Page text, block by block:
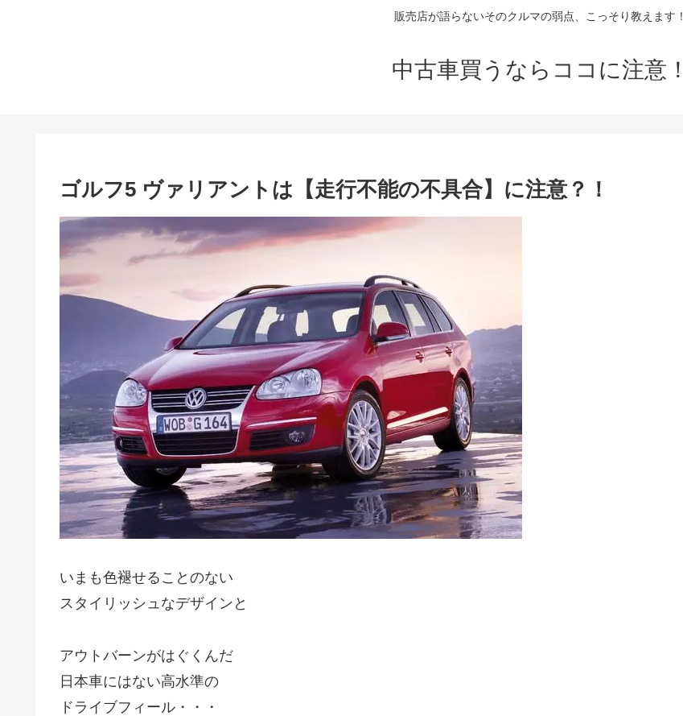
販売店が語らないそのクルマの弱点、こっそり教えます！
中古車買うならココに注意！
ゴルフ5 ヴァリアントは【走行不能の不具合】に注意？！
いまも色褪せることのない
スタイリッシュなデザインと
アウトバーンがはぐくんだ
日本車にはない高水準の
ドライブフィール・・・